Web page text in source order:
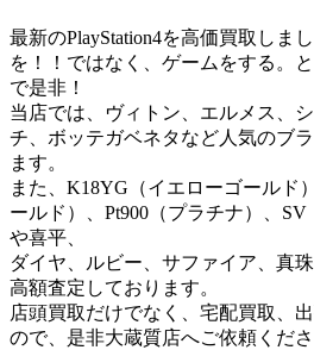
最新のPlayStation4を高価買取しま
を！！ではなく、ゲームをする。
で是非！
当店では、ヴィトン、エルメス、
チ、ボッテガベネタなど人気のブ
ます。
また、K18YG（イエローゴールド
ールド）、Pt900（プラチナ）、
や喜平、
ダイヤ、ルビー、サファイア、真
高額査定しております。
店頭買取だけでなく、宅配買取、
ので、是非大蔵質店へご依頼くださ